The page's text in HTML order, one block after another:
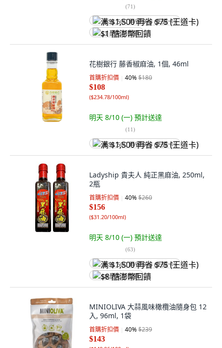
(71)
满 $1,500 再省 $75 (王道卡)
$1 酷澎幣回饋
花樹銀行 藤香椒麻油, 1個, 46ml
首購折扣價 40%$180
$108
($234.78/100ml)
明天 8/10 (一) 預計送達
(11)
满 $1,500 再省 $75 (王道卡)
Ladyship 貴夫人 純正黑麻油, 250ml,
2瓶
首購折扣價 40%$260
$156
($31.20/100ml)
明天 8/10 (一) 預計送達
(63)
满 $1,500 再省 $75 (王道卡)
$8 酷澎幣回饋
MINIOLIVA 大蒜風味橄欖油隨身包 12
入, 96ml, 1袋
首購折扣價 40%$239
$143